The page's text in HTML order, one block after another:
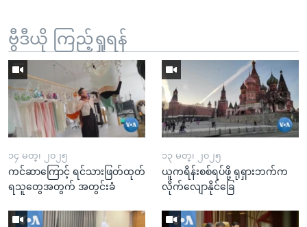
ဗွီဒီယို ကြည့်ရှုရန်
၁၄ မတ္၊ ၂၀၂၅
ကင်ဆာကြောင့် ရင်သားဖြတ်ထုတ်
ရသူတွေအတွက် အတွင်းခံ
၁၃ မတ္၊ ၂၀၂၅
ယူကရိန်းစစ်ရပ်ဖို့ ရုရှားဘက်က
လိုက်လျောနိုင်ခြေ